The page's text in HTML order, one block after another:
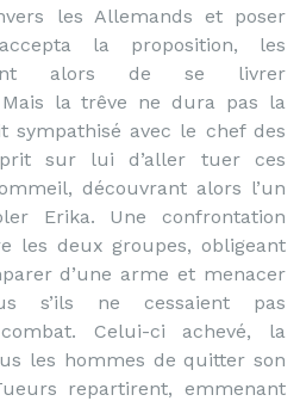
les Allemands et poser
la proposition, les
alors de se livrer
la trêve ne dura pas la
avec le chef des
sur lui d’aller tuer ces
découvrant alors l’un
Erika. Une confrontation
les deux groupes, obligeant
d’une arme et menacer
s’ils ne cessaient pas
Celui-ci achevé, la
les hommes de quitter son
repartirent, emmenant